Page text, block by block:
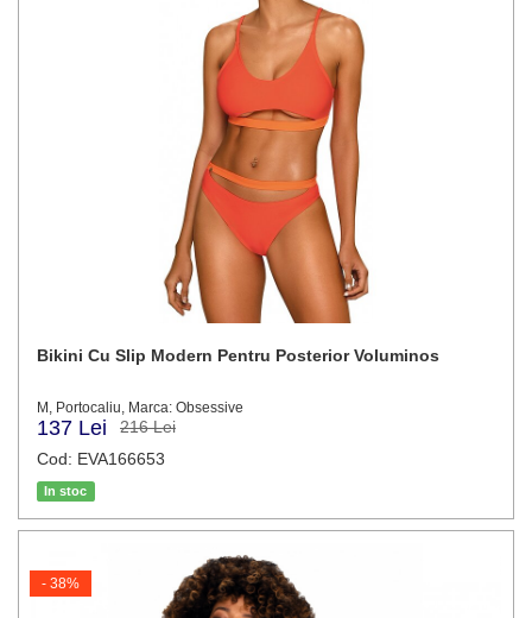
Bikini Cu Slip Modern Pentru Posterior Voluminos
M, Portocaliu, Marca: Obsessive
137 Lei
216 Lei
Cod: EVA166653
In stoc
- 38%